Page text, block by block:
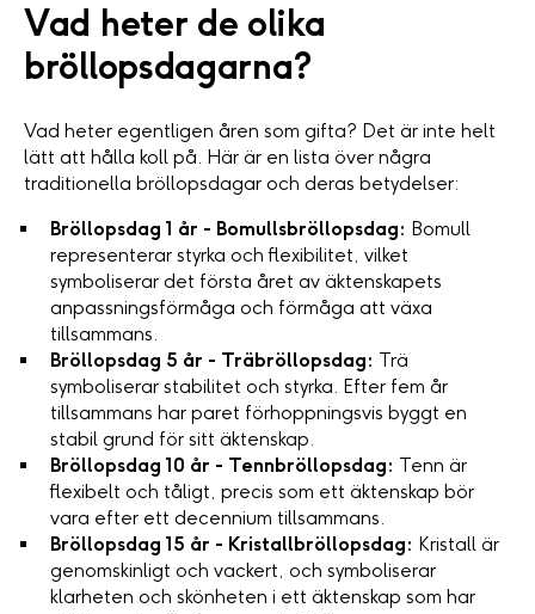
Vad heter de olika
bröllopsdagarna?
Vad heter egentligen åren som gifta? Det är inte helt
lätt att hålla koll på. Här är en lista över några
traditionella bröllopsdagar och deras betydelser:
Bröllopsdag 1 år - Bomullsbröllopsdag: Bomull
representerar styrka och flexibilitet, vilket
symboliserar det första året av äktenskapets
anpassningsförmåga och förmåga att växa
tillsammans.
Bröllopsdag 5 år - Träbröllopsdag: Trä
symboliserar stabilitet och styrka. Efter fem år
tillsammans har paret förhoppningsvis byggt en
stabil grund för sitt äktenskap.
Bröllopsdag 10 år - Tennbröllopsdag: Tenn är
flexibelt och tåligt, precis som ett äktenskap bör
vara efter ett decennium tillsammans.
Bröllopsdag 15 år - Kristallbröllopsdag: Kristall är
genomskinligt och vackert, och symboliserar
klarheten och skönheten i ett äktenskap som har